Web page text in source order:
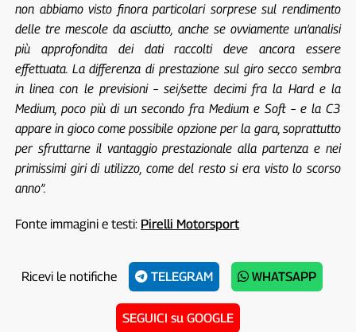
non abbiamo visto finora particolari sorprese sul rendimento
delle tre mescole da asciutto, anche se ovviamente un’analisi
più approfondita dei dati raccolti deve ancora essere
effettuata. La differenza di prestazione sul giro secco sembra
in linea con le previsioni – sei/sette decimi fra la Hard e la
Medium, poco più di un secondo fra Medium e Soft – e la C3
appare in gioco come possibile opzione per la gara, soprattutto
per sfruttarne il vantaggio prestazionale alla partenza e nei
primissimi giri di utilizzo, come del resto si era visto lo scorso
anno”.
Fonte immagini e testi: Pirelli Motorsport
Ricevi le notifiche TELEGRAM WHATSAPP
SEGUICI su GOOGLE